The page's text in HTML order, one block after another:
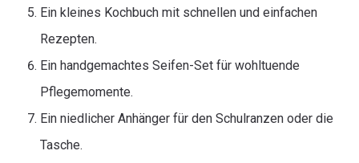
Ein kleines Kochbuch mit schnellen und einfachen
Rezepten.
Ein handgemachtes Seifen-Set für wohltuende
Pflegemomente.
Ein niedlicher Anhänger für den Schulranzen oder die
Tasche.